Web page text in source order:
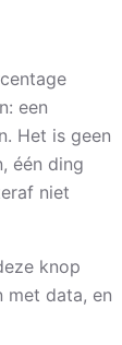
een
Het is geen
één ding
niet
knop
met data, en